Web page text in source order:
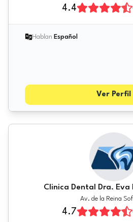
4.4
Hablan Español
Ver Perfil
Clinica Dental Dra.
Av. de la Reina
4.7